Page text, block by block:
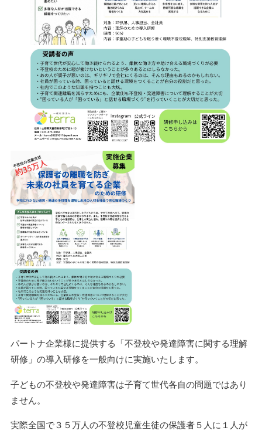
パートナ企業様に提供する「不登校や発達障害に関する理解
研修」の導入研修を一般向けに実施いたします。
子どもの不登校や発達障害は子育て世代各自の問題ではあり
ません。
実際全国で３５万人の不登校児童生徒の保護者５人に１人が